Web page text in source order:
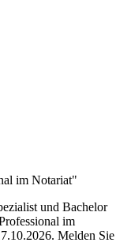
im Notariat"
und Bachelor
im
Melden Sie